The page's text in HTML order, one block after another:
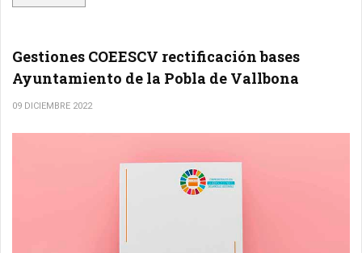
Gestiones COEESCV rectificación bases
Ayuntamiento de la Pobla de Vallbona
09 DICIEMBRE 2022